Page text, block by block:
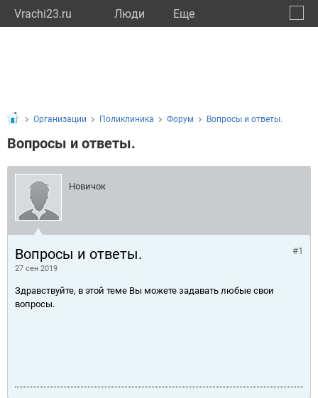
Vrachi23.ru Люди Eще
Организации Поликлиника Форум Вопросы и ответы.
Вопросы и ответы.
Новичок
Вопросы и ответы.
27 сен 2019
#1
Здравствуйте, в этой теме Вы можете задавать любые свои
вопросы.